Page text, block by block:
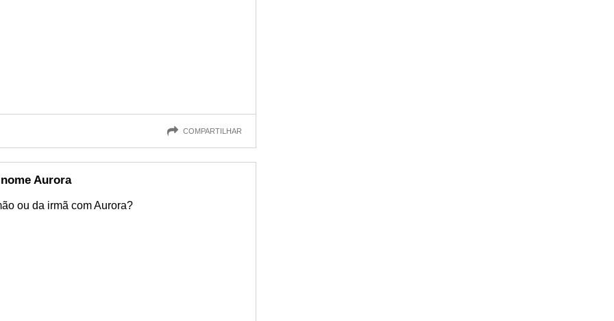
COMPARTILHAR
Aurora
ou da irmã com Aurora?